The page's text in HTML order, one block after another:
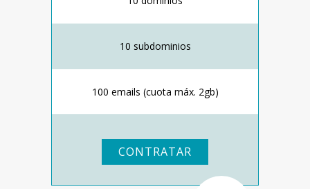
10 subdominios
100 emails (cuota máx. 2gb)
CONTRATAR